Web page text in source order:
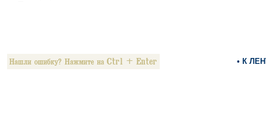
• К